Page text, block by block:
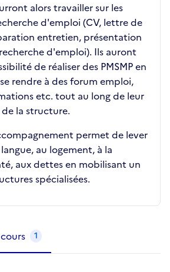
alors travailler sur les
d'emploi (CV, lettre de
entretien, présentation
d'emploi). Ils auront
de réaliser des PMSMP en
rendre à des forum emploi,
etc. tout au long de leur
la structure.
permet de lever
au logement, à la
aux dettes en mobilisant un
spécialisées.
1